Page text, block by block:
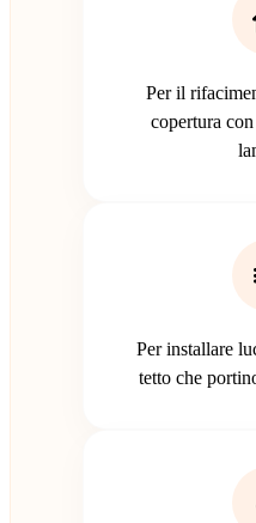
Per il
copertura
Per installare
tetto che